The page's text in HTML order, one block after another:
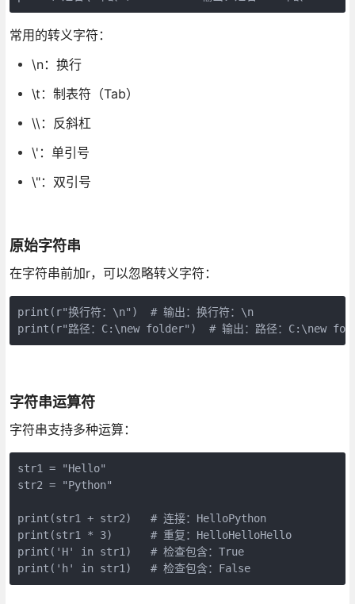
常用的转义字符：
\n：换行
\t：制表符（Tab）
\\：反斜杠
\'：单引号
\"：双引号
原始字符串
在字符串前加r，可以忽略转义字符：
print(r"换行符：\n")  # 输出：换行符：\n
print(r"路径：C:\new folder")  # 输出：路径：C:\new
字符串运算符
字符串支持多种运算：
str1 = "Hello"
str2 = "Python"
print(str1 + str2)   # 连接：HelloPython
print(str1 * 3)      # 重复：HelloHelloHello
print('H' in str1)   # 检查包含：True
print('h' in str1)   # 检查包含：False